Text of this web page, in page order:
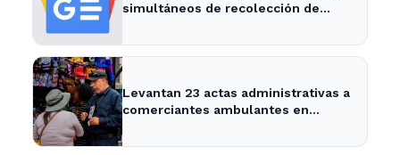
simultáneos de recolección de
de Ensenada
Levantan 23 actas administrativas a
comerciantes ambulantes en